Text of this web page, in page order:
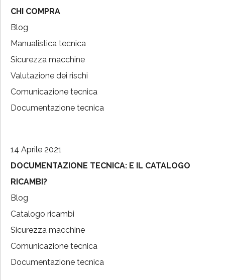
CHI COMPRA
Blog
Manualistica tecnica
Sicurezza macchine
Valutazione dei rischi
Comunicazione tecnica
Documentazione tecnica
14 Aprile 2021
DOCUMENTAZIONE TECNICA: E IL CATALOGO
RICAMBI?
Blog
Catalogo ricambi
Sicurezza macchine
Comunicazione tecnica
Documentazione tecnica